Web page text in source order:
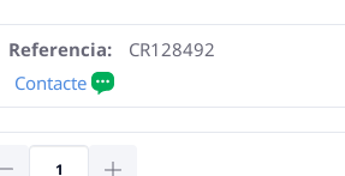
Referencia:
CR128492